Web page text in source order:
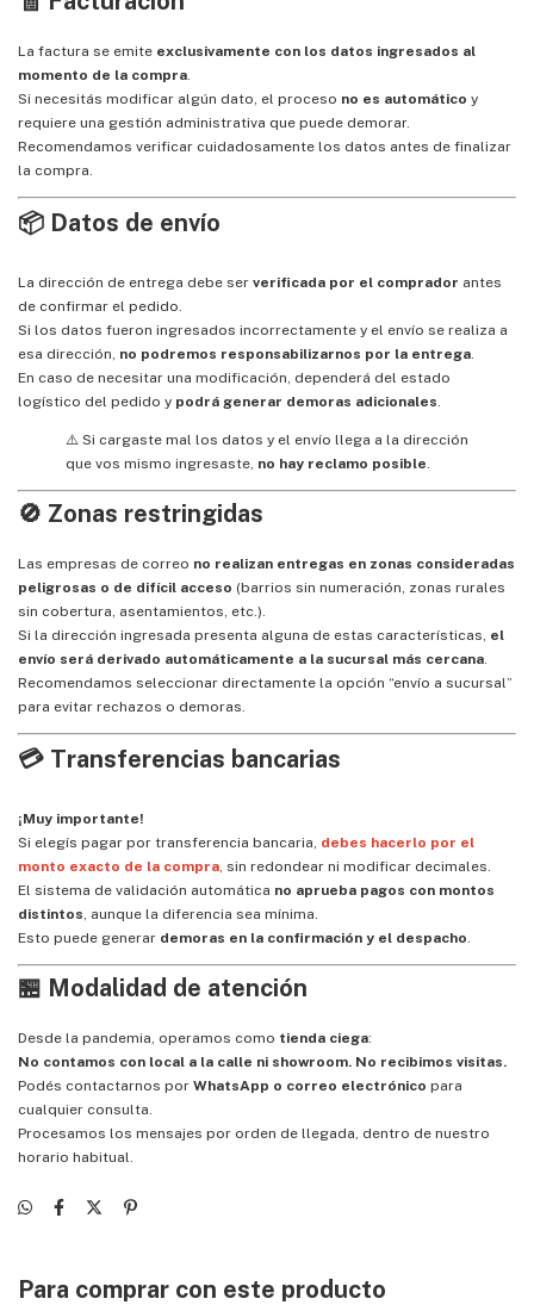
La factura se emite exclusivamente con los datos ingresados al
momento de la compra.
Si necesitás modificar algún dato, el proceso no es automático y
requiere una gestión administrativa que puede demorar.
Recomendamos verificar cuidadosamente los datos antes de finalizar
la compra.
📦 Datos de envío
La dirección de entrega debe ser verificada por el comprador antes
de confirmar el pedido.
Si los datos fueron ingresados incorrectamente y el envío se realiza a
esa dirección, no podremos responsabilizarnos por la entrega.
En caso de necesitar una modificación, dependerá del estado
logístico del pedido y podrá generar demoras adicionales.
⚠️ Si cargaste mal los datos y el envío llega a la dirección
que vos mismo ingresaste, no hay reclamo posible.
🚫 Zonas restringidas
Las empresas de correo no realizan entregas en zonas consideradas
peligrosas o de difícil acceso (barrios sin numeración, zonas rurales
sin cobertura, asentamientos, etc.).
Si la dirección ingresada presenta alguna de estas características, el
envío será derivado automáticamente a la sucursal más cercana.
Recomendamos seleccionar directamente la opción “envío a sucursal”
para evitar rechazos o demoras.
💳 Transferencias bancarias
¡Muy importante!
Si elegís pagar por transferencia bancaria, debes hacerlo por el
monto exacto de la compra, sin redondear ni modificar decimales.
El sistema de validación automática no aprueba pagos con montos
distintos, aunque la diferencia sea mínima.
Esto puede generar demoras en la confirmación y el despacho.
🏪 Modalidad de atención
Desde la pandemia, operamos como tienda ciega:
No contamos con local a la calle ni showroom. No recibimos visitas.
Podés contactarnos por WhatsApp o correo electrónico para
cualquier consulta.
Procesamos los mensajes por orden de llegada, dentro de nuestro
horario habitual.
Para comprar con este producto